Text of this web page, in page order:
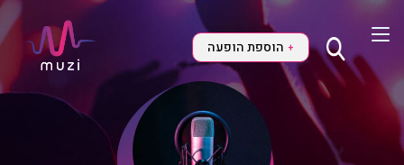
+ הוספת הופעה